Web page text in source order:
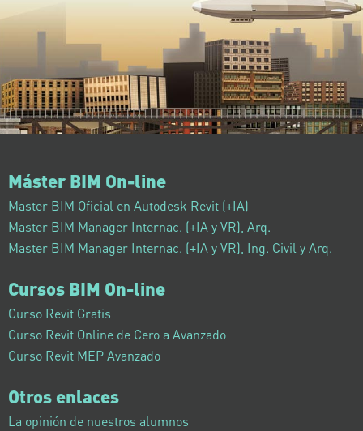
Máster BIM On-line
Master BIM Oficial en Autodesk Revit (+IA)
Master BIM Manager Internac. (+IA y VR), Arq.
Master BIM Manager Internac. (+IA y VR), Ing. Civil y Arq.
Cursos BIM On-line
Curso Revit Gratis
Curso Revit Online de Cero a Avanzado
Curso Revit MEP Avanzado
Otros enlaces
La opinión de nuestros alumnos